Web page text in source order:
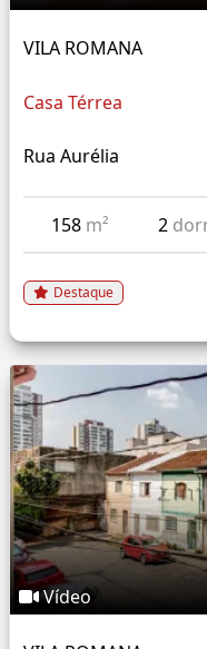
VILA ROMANA
Casa Térrea
Rua Aurélia
158 m² 2
Destaque
Vídeo